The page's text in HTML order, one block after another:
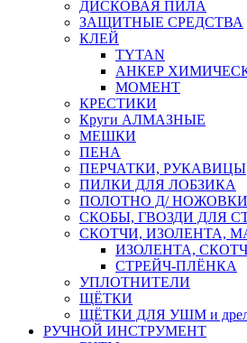
ДИСКОВАЯ ПИЛА
ЗАЩИТНЫЕ СРЕДСТВА
КЛЕЙ
TYTAN
АНКЕР
МОМЕНТ
КРЕСТИКИ
Круги АЛМАЗНЫЕ
МЕШКИ
ПЕНА
ПЕРЧАТКИ, РУКАВИЦЫ
ПИЛКИ ДЛЯ ЛОБЗИКА
ПОЛОТНО Д/ НОЖОВКИ
СКОБЫ, ГВОЗДИ ДЛЯ
СКОТЧИ, ИЗОЛЕНТА,
ИЗОЛЕНТА,
СТРЕЙЧ-ПЛЁНКА
УПЛОТНИТЕЛИ
ЩЁТКИ
ЩЁТКИ ДЛЯ УШМ и
РУЧНОЙ ИНСТРУМЕНТ